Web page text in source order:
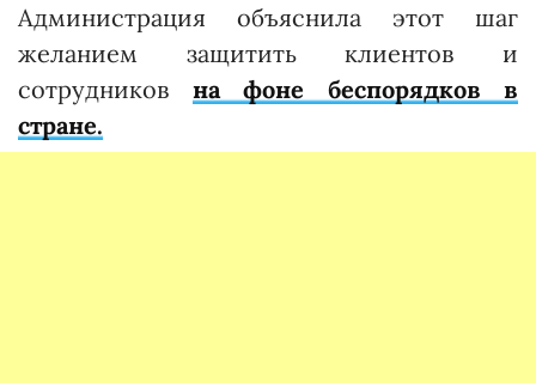
Администрация объяснила этот шаг
желанием защитить клиентов и
сотрудников на фоне беспорядков в
стране.